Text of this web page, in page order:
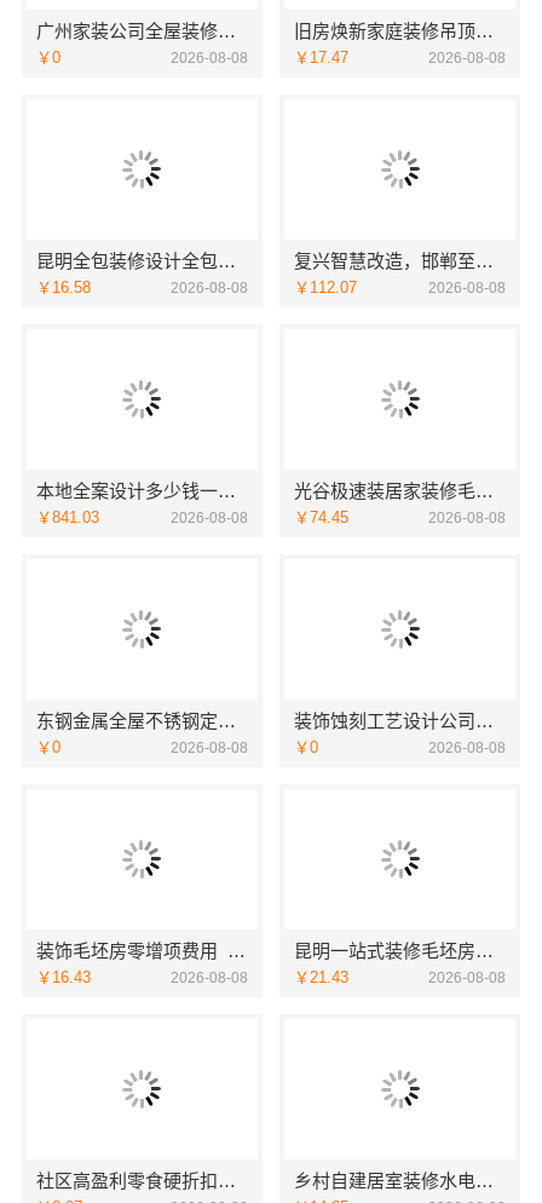
广州家装公司全屋装修选精匠饰家，全铝家居环保零甲醛
￥0 2026-08-08
旧房焕新家庭装修吊顶造型，海南万赢饰家新型建筑材料有限公司美学设计
￥17.47 2026-08-08
昆明全包装修设计全包价格，云南至高新型建材有限公司
￥16.58 2026-08-08
复兴智慧改造，邯郸至臻全宅新材料有限公司赋能居住新体验
￥112.07 2026-08-08
本地全案设计多少钱一平售后无忧湖南创益讯建筑有限公司
￥841.03 2026-08-08
光谷极速装居家装修毛坯房｜本地快装（湖北）科技有限公司全屋定制整装方案
￥74.45 2026-08-08
东钢金属全屋不锈钢定制生产商本地江苏东钢金属科技有限公司
￥0 2026-08-08
装饰蚀刻工艺设计公司，华居不锈钢特色优
￥0 2026-08-08
装饰毛坯房零增项费用_苏州兔哥哥智装新材料
￥16.43 2026-08-08
昆明一站式装修毛坯房，认准云南至高新型建材有限公司
￥21.43 2026-08-08
社区高盈利零食硬折扣全域盈利-河南零百味供应链有限公司 乡村自建居室装修水电规整，万赢饰家专业无忧